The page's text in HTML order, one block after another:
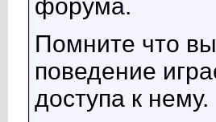
форума.
Помните что
поведение
доступа к нему.